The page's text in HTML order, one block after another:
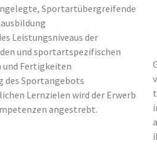
Sportartübergreifende
Leistungsniveaus der
und sportartspezifischen
und Fertigkeiten
des Sportangebots
Lernzielen wird der Erwerb
angestrebt.